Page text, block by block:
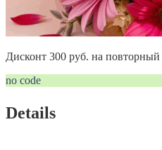
Дисконт 300 руб. на повторный
no code
Details